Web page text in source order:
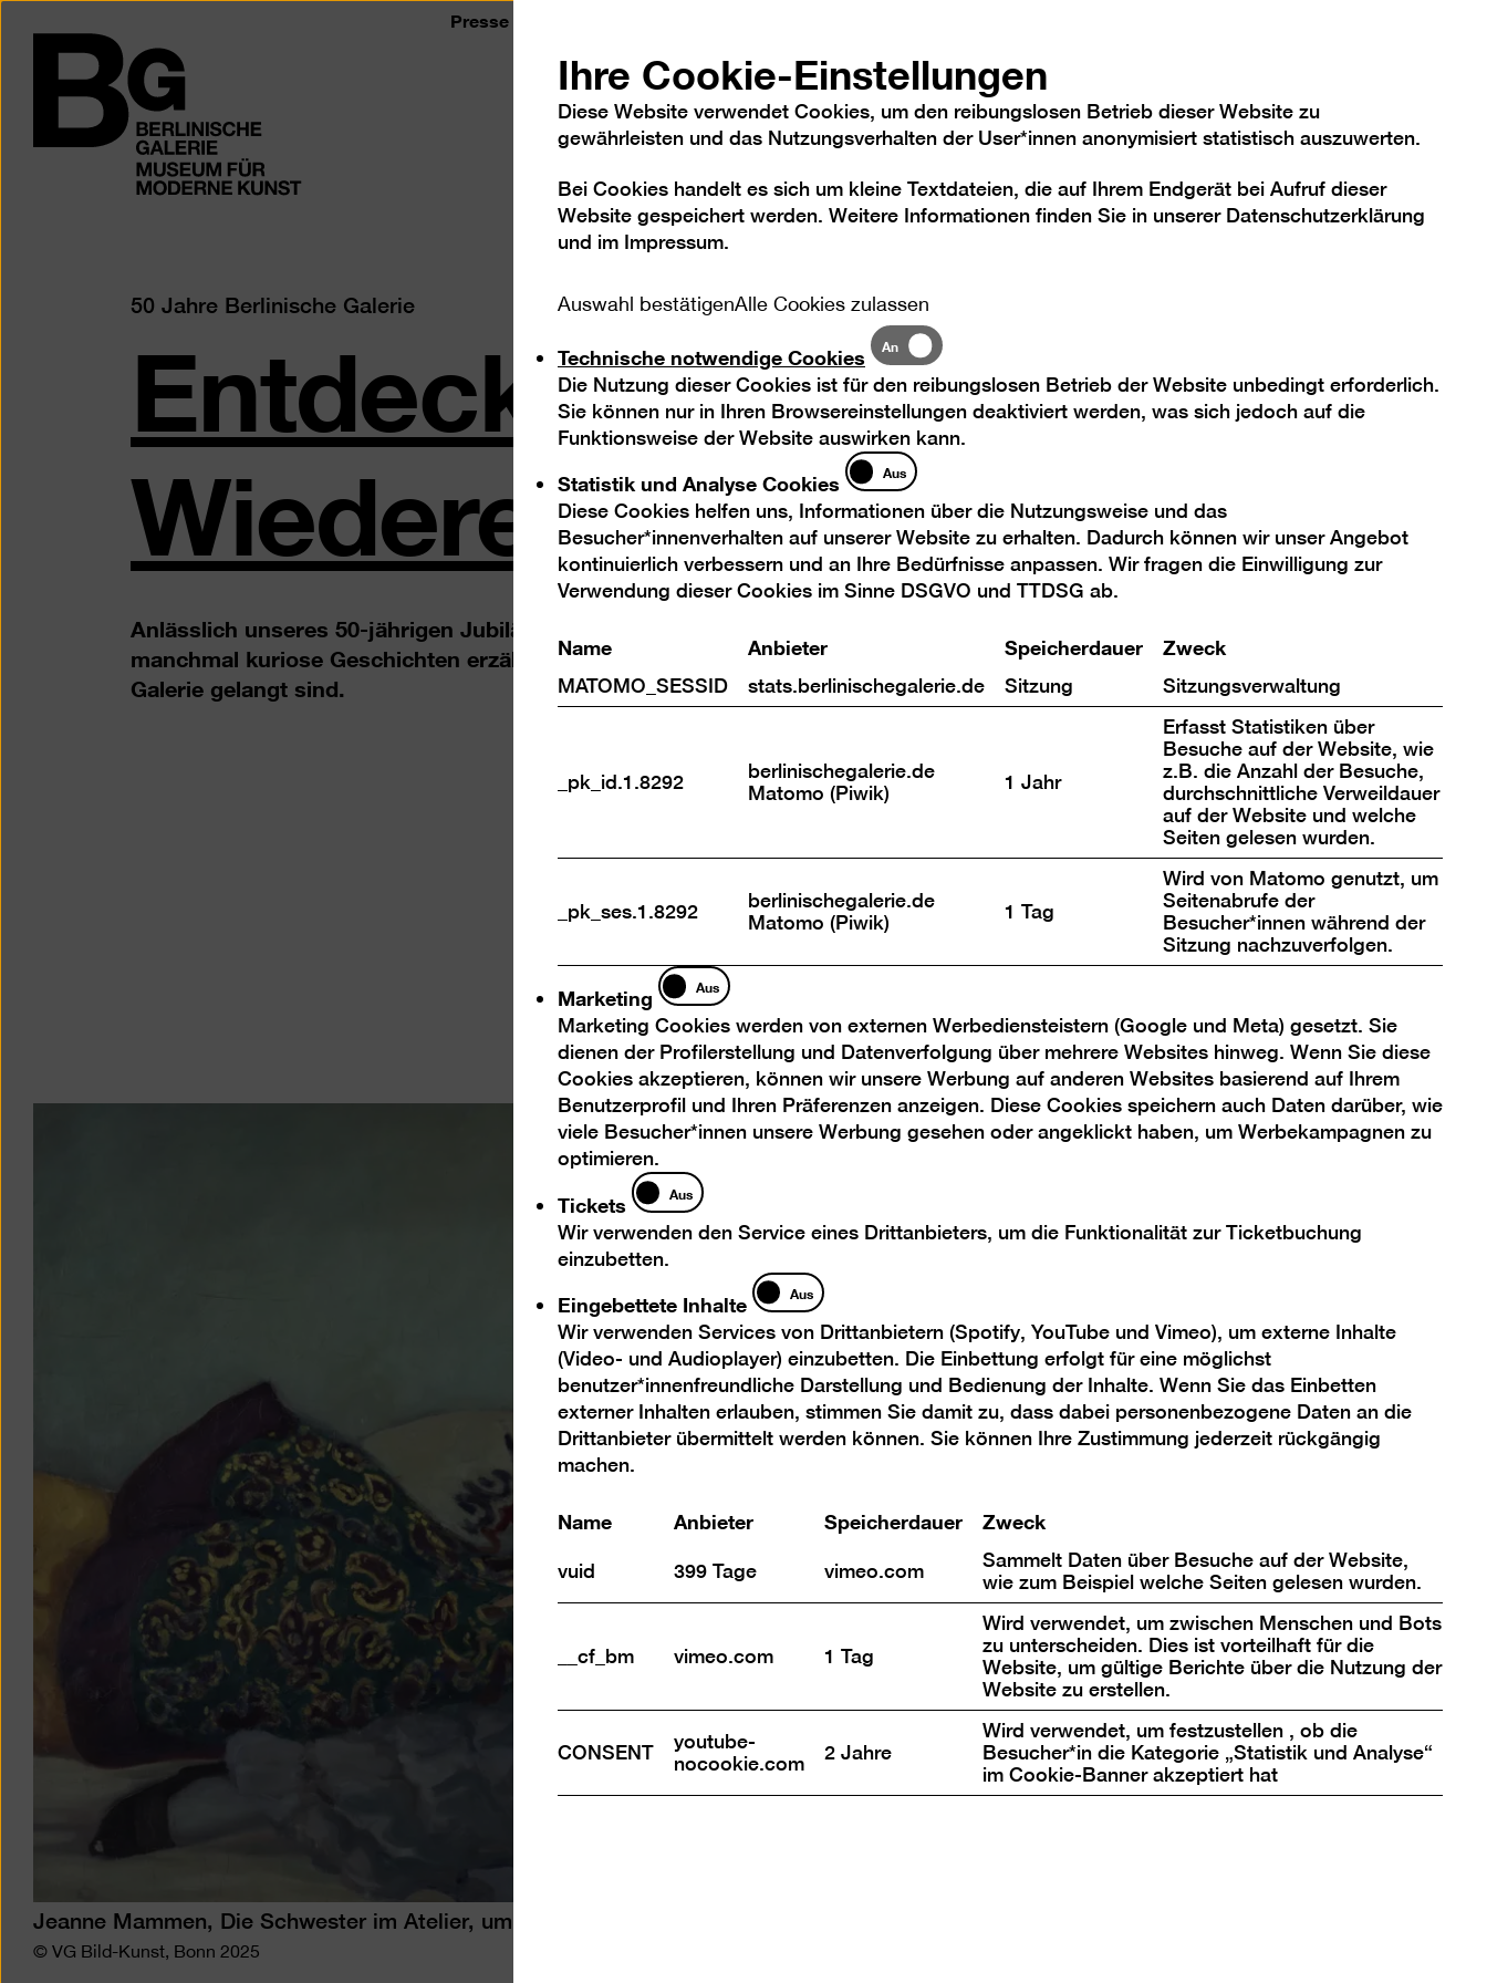
Seiteninhalt
springen
Galerie
Presse
Besuch Ausstellungen Programme Sammlung Berlinische Galerie
50 Jahre Berlinische Galerie
Entdeckungen und
Wiederentdeckungen
Anlässlich unseres 50-jährigen Jubiläums ergänzen wir die Dauerausstellung: Spannende und
manchmal kuriose Geschichten erzählen dabei, wie die Arbeiten in die Sammlung der Berlinischen
Galerie gelangt sind.
Marie Panckow
Jeanne Mammen & Julie Wolfthorn
Hannah Höch
Großbauvorhaben der NS-Zeit
Genossin Architekt, Kollegin Architekt
Cornelia Schleime & Gülden Artun
Helga Paris & Michael Schmidt
Jeanne Mammen, Die Schwester im Atelier, um 1913
© VG Bild-Kunst, Bonn 2025
Ihre Cookie-Einstellungen
Diese Website verwendet Cookies, um den reibungslosen Betrieb dieser Website zu
gewährleisten und das Nutzungsverhalten der User*innen anonymisiert statistisch auszuwerten.
Bei Cookies handelt es sich um kleine Textdateien, die auf Ihrem Endgerät bei Aufruf dieser
Website gespeichert werden. Weitere Informationen finden Sie in unserer Datenschutzerklärung
und im Impressum.
Auswahl bestätigenAlle Cookies zulassen
Technische notwendige Cookies
Technische
notwendige
Cookies
An
Die Nutzung dieser Cookies ist für den reibungslosen Betrieb der Website unbedingt erforderlich.
Sie können nur in Ihren Browsereinstellungen deaktiviert werden, was sich jedoch auf die
Funktionsweise der Website auswirken kann.
Statistik und Analyse Cookies
Statistik
und
Analyse
Cookies
Aus
Diese Cookies helfen uns, Informationen über die Nutzungsweise und das
Besucher*innenverhalten auf unserer Website zu erhalten. Dadurch können wir unser Angebot
kontinuierlich verbessern und an Ihre Bedürfnisse anpassen. Wir fragen die Einwilligung zur
Verwendung dieser Cookies im Sinne DSGVO und TTDSG ab.
Name Anbieter Speicherdauer Zweck
MATOMO_SESSID stats.berlinischegalerie.de Sitzung Sitzungsverwaltung
_pk_id.1.8292
berlinischegalerie.de
Matomo (Piwik)
1 Jahr
Erfasst Statistiken über
Besuche auf der Website, wie
z.B. die Anzahl der Besuche,
durchschnittliche Verweildauer
auf der Website und welche
Seiten gelesen wurden.
_pk_ses.1.8292
berlinischegalerie.de
Matomo (Piwik)
1 Tag
Wird von Matomo genutzt, um
Seitenabrufe der
Besucher*innen während der
Sitzung nachzuverfolgen.
Marketing
Marketing
Aus
Marketing Cookies werden von externen Werbediensteistern (Google und Meta) gesetzt. Sie
dienen der Profilerstellung und Datenverfolgung über mehrere Websites hinweg. Wenn Sie diese
Cookies akzeptieren, können wir unsere Werbung auf anderen Websites basierend auf Ihrem
Benutzerprofil und Ihren Präferenzen anzeigen. Diese Cookies speichern auch Daten darüber, wie
viele Besucher*innen unsere Werbung gesehen oder angeklickt haben, um Werbekampagnen zu
optimieren.
Tickets
Tickets
Aus
Wir verwenden den Service eines Drittanbieters, um die Funktionalität zur Ticketbuchung
einzubetten.
Eingebettete Inhalte
Eingebettete
Inhalte
Aus
Wir verwenden Services von Drittanbietern (Spotify, YouTube und Vimeo), um externe Inhalte
(Video- und Audioplayer) einzubetten. Die Einbettung erfolgt für eine möglichst
benutzer*innenfreundliche Darstellung und Bedienung der Inhalte. Wenn Sie das Einbetten
externer Inhalten erlauben, stimmen Sie damit zu, dass dabei personenbezogene Daten an die
Drittanbieter übermittelt werden können. Sie können Ihre Zustimmung jederzeit rückgängig
machen.
Name Anbieter Speicherdauer Zweck
vuid 399 Tage vimeo.com
Sammelt Daten über Besuche auf der Website,
wie zum Beispiel welche Seiten gelesen wurden.
__cf_bm vimeo.com 1 Tag
Wird verwendet, um zwischen Menschen und Bots
zu unterscheiden. Dies ist vorteilhaft für die
Website, um gültige Berichte über die Nutzung der
Website zu erstellen.
CONSENT
youtube-
nocookie.com
2 Jahre
Wird verwendet, um festzustellen , ob die
Besucher*in die Kategorie „Statistik und Analyse“
im Cookie-Banner akzeptiert hat